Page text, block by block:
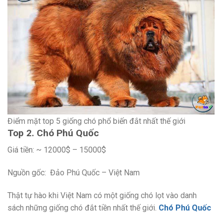
Điểm mặt top 5 giống chó phổ biến đắt nhất thế giới
Top 2. Chó Phú Quốc
Giá tiền: ~ 12000$ – 15000$
Nguồn gốc: Đảo Phú Quốc – Việt Nam
Thật tự hào khi Việt Nam có một giống chó lọt vào danh
sách những giống chó đắt tiền nhất thế giới. Chó Phú Quốc